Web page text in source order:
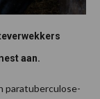
aan.
paratuberculose-